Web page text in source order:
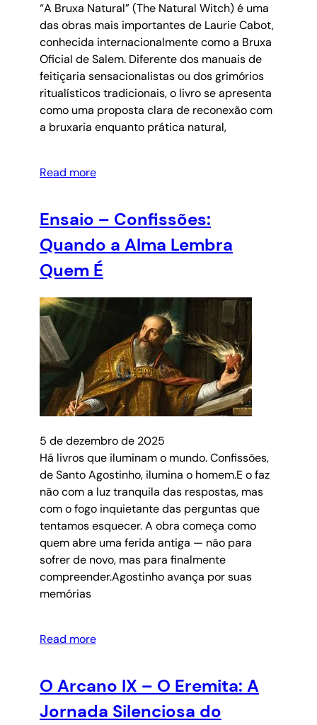
“A Bruxa Natural” (The Natural Witch) é uma
das obras mais importantes de Laurie Cabot,
conhecida internacionalmente como a Bruxa
Oficial de Salem. Diferente dos manuais de
feitiçaria sensacionalistas ou dos grimórios
ritualísticos tradicionais, o livro se apresenta
como uma proposta clara de reconexão com
a bruxaria enquanto prática natural,
Read more
Ensaio – Confissões:
Quando a Alma Lembra
Quem É
5 de dezembro de 2025
Há livros que iluminam o mundo. Confissões,
de Santo Agostinho, ilumina o homem.E o faz
não com a luz tranquila das respostas, mas
com o fogo inquietante das perguntas que
tentamos esquecer. A obra começa como
quem abre uma ferida antiga — não para
sofrer de novo, mas para finalmente
compreender.Agostinho avança por suas
memórias
Read more
O Arcano IX – O Eremita: A
Jornada Silenciosa do